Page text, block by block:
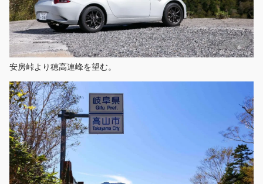
安房峠より穂高連峰を望む。